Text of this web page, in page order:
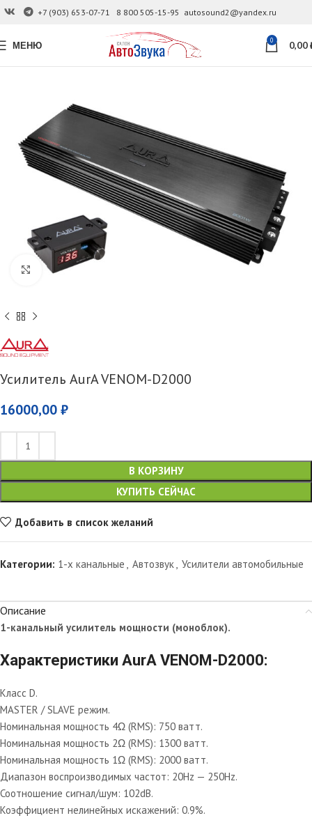
+7 (903) 653-07-71 8 800 505-15-95 autosound2@yandex.ru
МЕНЮ 0 0,00
Увеличить
Усилитель AurA VENOM-D2000
16000,00 ₽
В КОРЗИНУ
КУПИТЬ СЕЙЧАС
Добавить в список желаний
Категории: 1-х канальные , Автозвук, Усилители автомобильные
Описание
1-канальный усилитель мощности (моноблок).
Характеристики AurA VENOM-D2000:
Класс D.
MASTER / SLAVE режим.
Номинальная мощность 4Ω (RMS): 750 ватт.
Номинальная мощность 2Ω (RMS): 1300 ватт.
Номинальная мощность 1Ω (RMS): 2000 ватт.
Диапазон воспроизводимых частот: 20Hz — 250Hz.
Соотношение сигнал/шум: 102dB.
Коэффициент нелинейных искажений: 0.9%.